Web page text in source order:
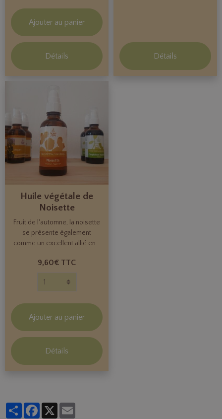
Ajouter au panier
Détails Détails
Huile végétale de
Noisette
Fruit de l'automne, la noisette
se présente également
comme un excellent allié en...
9,60€ TTC
Ajouter au panier
Détails
PartagerFacebook